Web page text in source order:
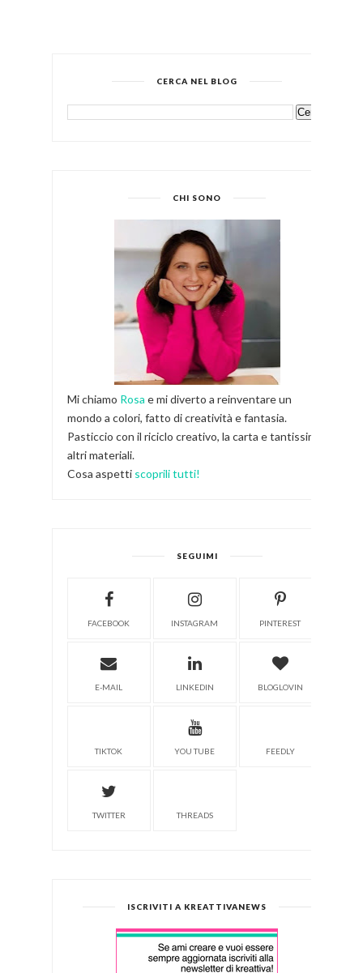
CERCA NEL BLOG
CHI SONO
Mi chiamo Rosa e mi diverto a reinventare un
mondo a colori, fatto di creatività e fantasia.
Pasticcio con il riciclo creativo, la carta e tantissimi
altri materiali.
Cosa aspetti scoprili tutti!
SEGUIMI
FACEBOOK INSTAGRAM PINTEREST
E-MAIL LINKEDIN BLOGLOVIN
TIKTOK YOU TUBE FEEDLY
TWITTER THREADS
ISCRIVITI A KREATTIVANEWS